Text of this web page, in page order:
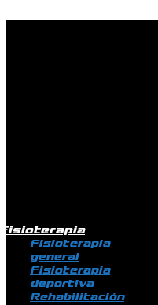
Fisioterapia
general
Fisioterapia
deportiva
Rehabilitación